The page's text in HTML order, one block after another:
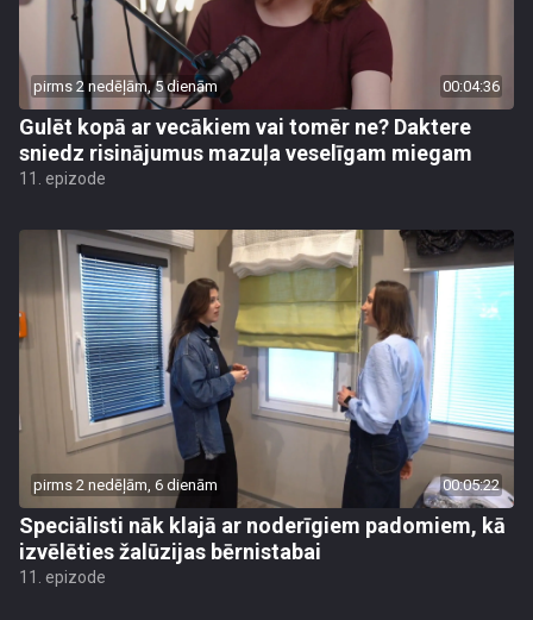
pirms 2 nedēļām, 5 dienām 00:04:36
Gulēt kopā ar vecākiem vai tomēr ne? Daktere
sniedz risinājumus mazuļa veselīgam miegam
11. epizode
pirms 2 nedēļām, 6 dienām 00:05:22
Speciālisti nāk klajā ar noderīgiem padomiem, kā
izvēlēties žalūzijas bērnistabai
11. epizode